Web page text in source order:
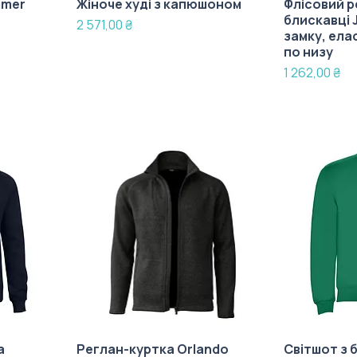
Жіноче худі з капюшоном
Ціна
2 571,00 ₴
Флісовий
блискавці
замку,
по низу
Ціна
1 262,00 ₴
Реглан-куртка Orlando
Світшот з